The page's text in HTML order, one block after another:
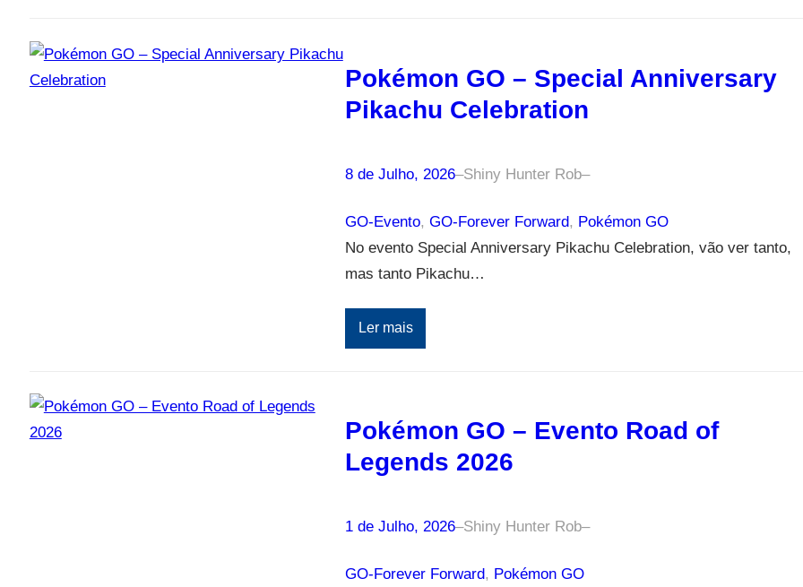
Pokémon GO – Special Anniversary
Pikachu Celebration
8 de Julho, 2026–Shiny Hunter Rob–
GO-Evento, GO-Forever Forward, Pokémon GO
No evento Special Anniversary Pikachu Celebration, vão ver tanto,
mas tanto Pikachu…
Ler mais
Pokémon GO – Evento Road of
Legends 2026
1 de Julho, 2026–Shiny Hunter Rob–
GO-Forever Forward, Pokémon GO